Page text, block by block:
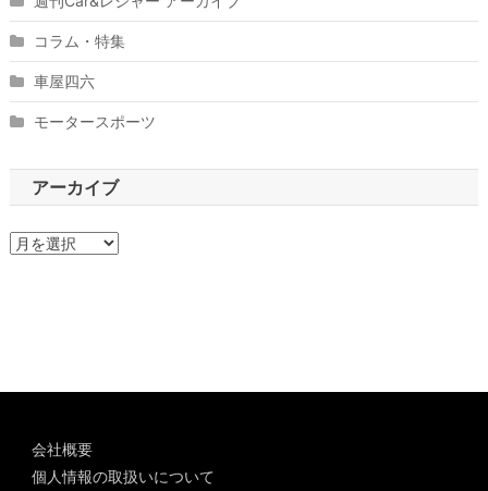
コラム・特集
車屋四六
モータースポーツ
アーカイブ
ア
会社概要
個人情報の取扱いについて